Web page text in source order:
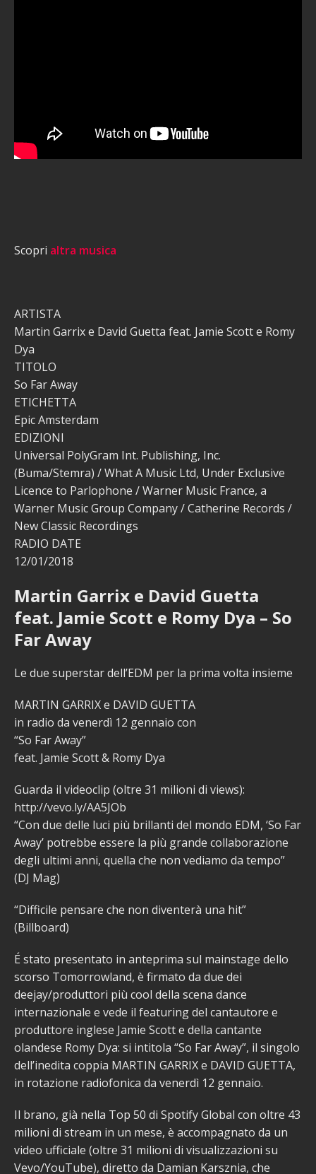
Scopri altra musica
ARTISTA
Martin Garrix e David Guetta feat. Jamie Scott e Romy
Dya
TITOLO
So Far Away
ETICHETTA
Epic Amsterdam
EDIZIONI
Universal PolyGram Int. Publishing, Inc.
(Buma/Stemra) / What A Music Ltd, Under Exclusive
Licence to Parlophone / Warner Music France, a
Warner Music Group Company / Catherine Records /
New Classic Recordings
RADIO DATE
12/01/2018
Martin Garrix e David Guetta
feat. Jamie Scott e Romy Dya – So
Far Away
Le due superstar dell’EDM per la prima volta insieme
MARTIN GARRIX e DAVID GUETTA
in radio da venerdì 12 gennaio con
“So Far Away”
feat. Jamie Scott & Romy Dya
Guarda il videoclip (oltre 31 milioni di views):
http://vevo.ly/AA5JOb
“Con due delle luci più brillanti del mondo EDM, ‘So Far
Away’ potrebbe essere la più grande collaborazione
degli ultimi anni, quella che non vediamo da tempo”
(DJ Mag)
“Difficile pensare che non diventerà una hit”
(Billboard)
É stato presentato in anteprima sul mainstage dello
scorso Tomorrowland, è firmato da due dei
deejay/produttori più cool della scena dance
internazionale e vede il featuring del cantautore e
produttore inglese Jamie Scott e della cantante
olandese Romy Dya: si intitola “So Far Away”, il singolo
dell’inedita coppia MARTIN GARRIX e DAVID GUETTA,
in rotazione radiofonica da venerdì 12 gennaio.
Il brano, già nella Top 50 di Spotify Global con oltre 43
milioni di stream in un mese, è accompagnato da un
video ufficiale (oltre 31 milioni di visualizzazioni su
Vevo/YouTube), diretto da Damian Karsznia, che